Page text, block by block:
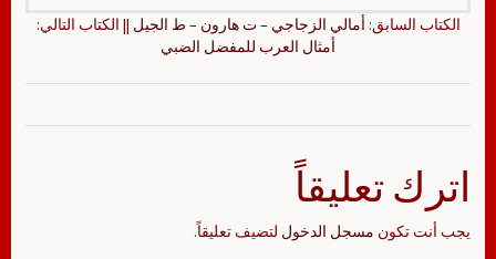
الكتاب السابق: أمالي الزجاجي – ت هارون – ط الجيل || الكتاب التالي:
أمثال العرب للمفضل الضبي
اترك تعليقاً
يجب أنت تكون مسجل الدخول لتضيف تعليقاً.